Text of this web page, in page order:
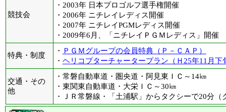
競技会
・2003年 日本プロゴルフ選手権開催
・2006年 ニチレイレディス開催
・2007年 ニチレイPGMレディス開催
・2009年6月、「ニチレイＰＧＭレディス」開催
特典・制度
・
ＰＧＭグループの会員特典（Ｐ－ＣＡＰ）
・ ヘリコプターチャータープラン（Ｈ25年11月下
交通・その
他
・常磐自動車道・圏央道・阿見東ＩＣ～14㎞
・東関東自動車道・大栄ＩＣ～30㎞
・ＪＲ常磐線・「土浦駅」からタクシーで20分（